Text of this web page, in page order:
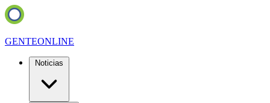
GENTEONLINE
Noticias